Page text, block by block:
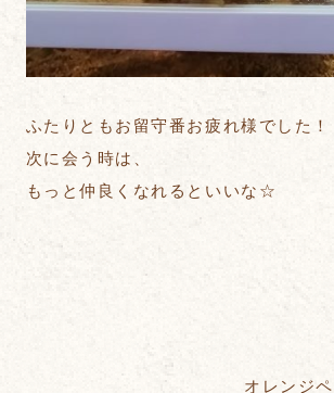
ふたりともお留守番お疲れ様でした！
次に会う時は、
もっと仲良くなれるといいな☆
オレンジ